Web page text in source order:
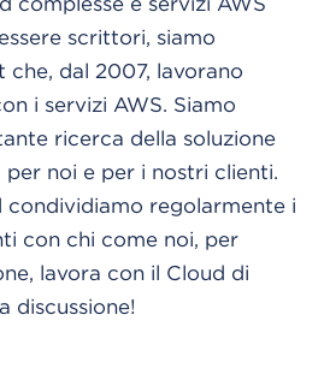
scrittori, siamo
che, dal 2007, lavorano
i servizi AWS. Siamo
ricerca della soluzione
per noi e per i nostri clienti.
condividiamo regolarmente i
con chi come noi, per
lavora con il Cloud di
discussione!